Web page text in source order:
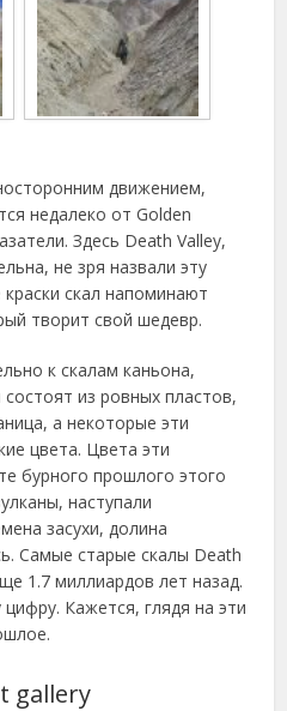
движением,
недалеко от Golden
Здесь Death Valley,
не зря назвали эту
скал напоминают
творит свой шедевр.
к скалам каньона,
из ровных пластов,
а некоторые эти
цвета. Цвета эти
бурного прошлого этого
наступали
засухи, долина
Самые старые скалы Death
1.7 миллиардов лет назад.
Кажется, глядя на эти
gallery